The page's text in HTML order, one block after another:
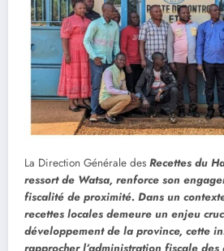
La Direction Générale des Recettes du
ressort de Watsa, renforce son
fiscalité de proximité. Dans un
recettes locales demeure un enjeu
développement de la province, cette